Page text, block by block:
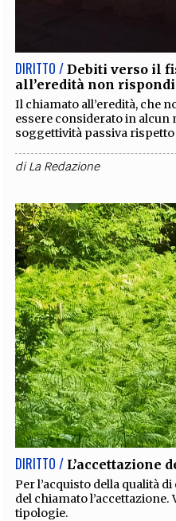
DIRITTO / Debiti verso il
all’eredità non
Il chiamato all’eredità, che
essere considerato in alcun
soggettività passiva rispetto
diLa Redazione
DIRITTO / L’accettazione
Per l’acquisto della qualità
del chiamato l’accettazione.
tipologie.